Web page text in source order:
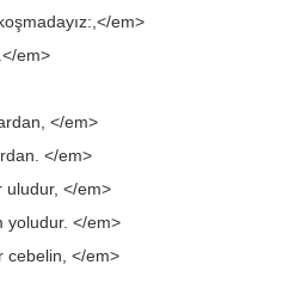
em>
em>
</em>
</em>
uludur, </em>
yoludur. </em>
cebelin, </em>